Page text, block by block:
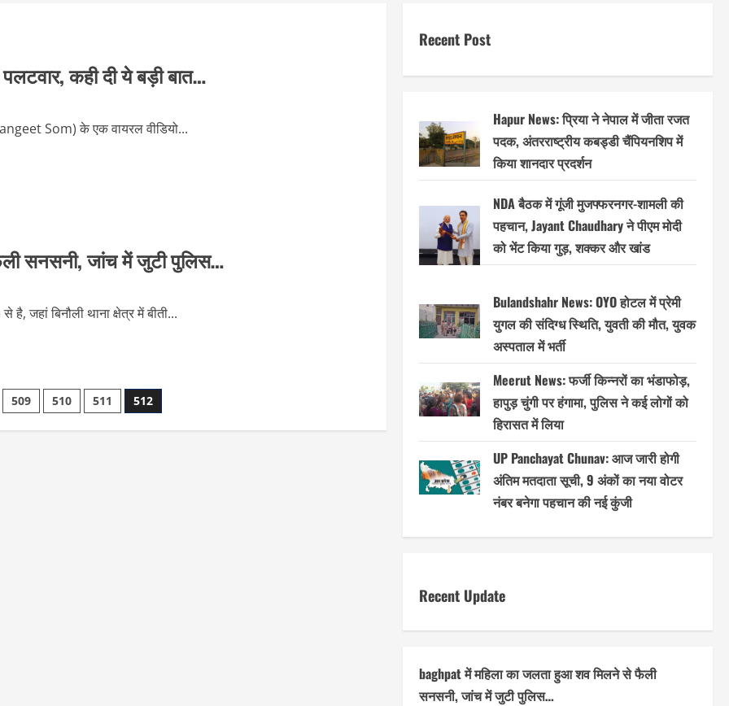
कही दी ये बड़ी बात…
Som) के एक वायरल वीडियो...
सनसनी, जांच में जुटी पुलिस…
बिनौली थाना क्षेत्र में बीती...
509 510 511 512
Recent Post
Hapur News: प्रिया ने नेपाल में जीता रजत
पदक, अंतरराष्ट्रीय कबड्डी चैंपियनशिप में
किया शानदार प्रदर्शन
NDA बैठक में गूंजी मुजफ्फरनगर-शामली की
पहचान, Jayant Chaudhary ने पीएम मोदी
को भेंट किया गुड़, शक्कर और खांड
Bulandshahr News: OYO होटल में प्रेमी
युगल की संदिग्ध स्थिति, युवती की मौत, युवक
अस्पताल में भर्ती
Meerut News: फर्जी किन्नरों का भंडाफोड़,
हापुड़ चुंगी पर हंगामा, पुलिस ने कई लोगों को
हिरासत में लिया
UP Panchayat Chunav: आज जारी होगी
अंतिम मतदाता सूची, 9 अंकों का नया वोटर
नंबर बनेगा पहचान की नई कुंजी
Recent Update
baghpat में महिला का जलता हुआ शव मिलने से फैली
सनसनी, जांच में जुटी पुलिस…